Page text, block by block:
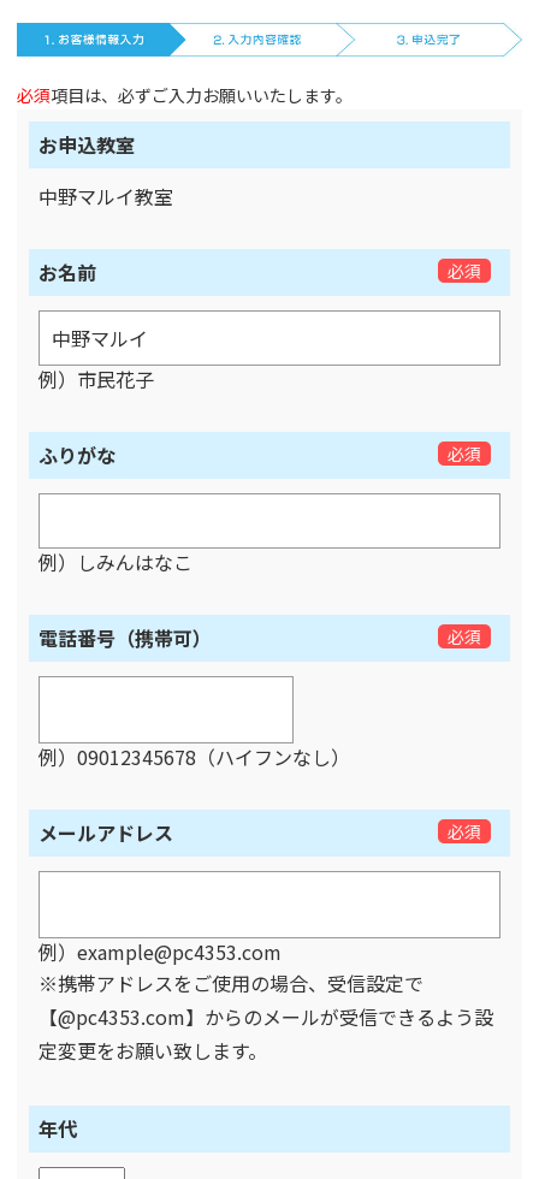
必須項目は、必ずご入力お願いいたします。
お申込教室
中野マルイ教室
お名前 必須
例）市民花子
ふりがな 必須
例）しみんはなこ
電話番号（携帯可） 必須
例）09012345678（ハイフンなし）
メールアドレス 必須
例）example@pc4353.com
※携帯アドレスをご使用の場合、受信設定で
【@pc4353.com】からのメールが受信できるよう設
定変更をお願い致します。
年代